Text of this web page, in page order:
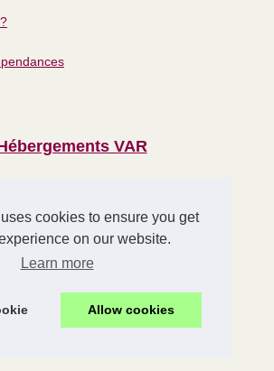
cookies to ensure you get
on our website.
Learn more
Allow cookies
VAR
:...